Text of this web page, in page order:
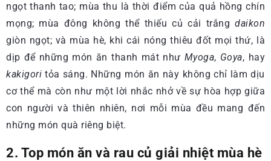
ngọt thanh tao; mùa thu là thời điểm của quả hồng chín
mọng; mùa đông không thể thiếu củ cải trắng daikon
giòn ngọt; và mùa hè, khi cái nóng thiêu đốt mọi thứ, là
dịp để những món ăn thanh mát như Myoga, Goya, hay
kakigori tỏa sáng. Những món ăn này không chỉ làm dịu
cơ thể mà còn như một lời nhắc nhở về sự hòa hợp giữa
con người và thiên nhiên, nơi mỗi mùa đều mang đến
những món quà riêng biệt.
2. Top món ăn và rau củ giải nhiệt mùa hè